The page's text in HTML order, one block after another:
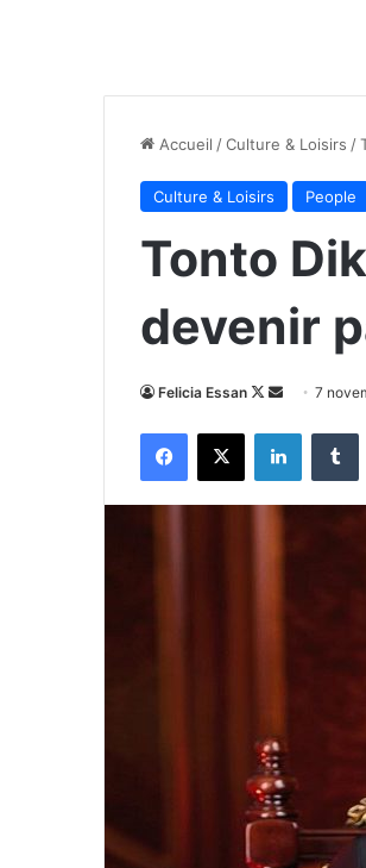
Accueil /Culture & Loisirs /
Culture & Loisirs People
Tonto
devenir
Felicia Essan
Follow
X
Envoyer
7
Facebook
X Linkedin